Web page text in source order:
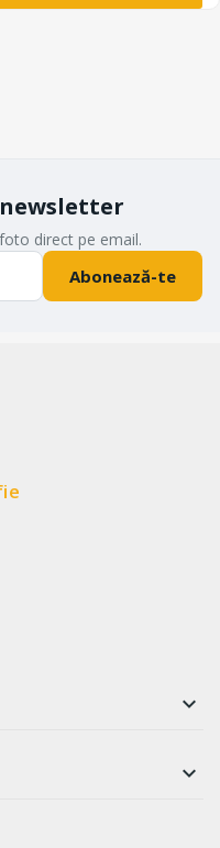
direct pe email.
Abonează-te

